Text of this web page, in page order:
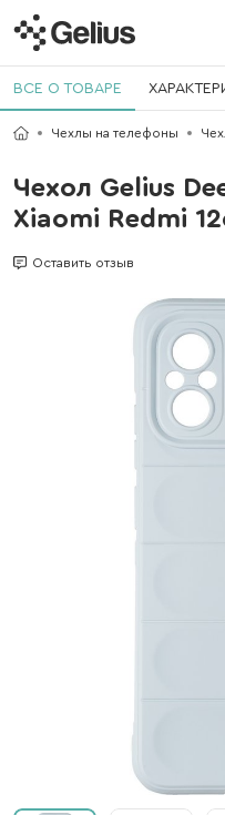
ВСЕ О ТОВАРЕ
Чехлы на телефоны
Чехол Gelius
Xiaomi Redmi
Оставить отзыв